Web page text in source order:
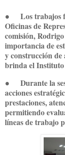
●
Los trabajos
Oficinas de
comisión,
importancia de
y construcción
brinda el Instituto
●
Durante la
acciones
prestaciones,
permitiendo
líneas de trabajo